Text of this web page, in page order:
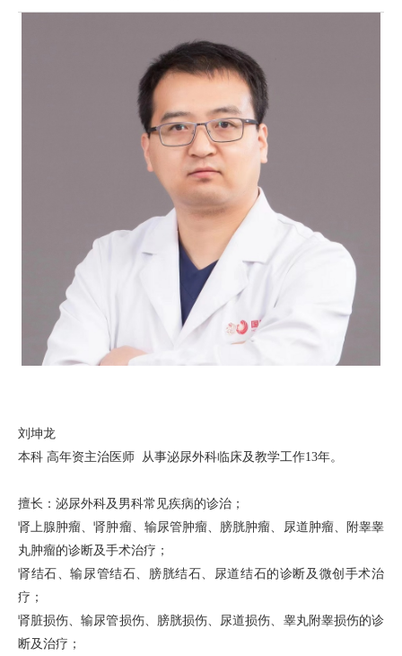
刘坤龙
本科 高年资主治医师 从事泌尿外科临床及教学工作13年。
擅长：泌尿外科及男科常见疾病的诊治；
肾上腺肿瘤、肾肿瘤、输尿管肿瘤、膀胱肿瘤、尿道肿瘤、附睾睾
丸肿瘤的诊断及手术治疗；
肾结石、输尿管结石、膀胱结石、尿道结石的诊断及微创手术治
疗；
肾脏损伤、输尿管损伤、膀胱损伤、尿道损伤、睾丸附睾损伤的诊
断及治疗；